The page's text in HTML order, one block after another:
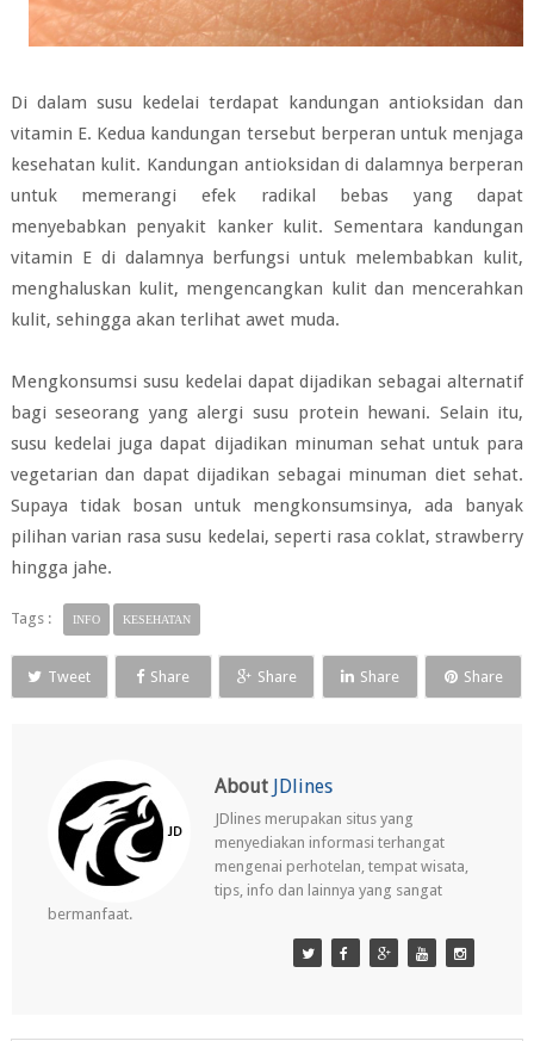
Di dalam susu kedelai terdapat kandungan antioksidan dan
vitamin E. Kedua kandungan tersebut berperan untuk menjaga
kesehatan kulit. Kandungan antioksidan di dalamnya berperan
untuk memerangi efek radikal bebas yang dapat
menyebabkan penyakit kanker kulit. Sementara kandungan
vitamin E di dalamnya berfungsi untuk melembabkan kulit,
menghaluskan kulit, mengencangkan kulit dan mencerahkan
kulit, sehingga akan terlihat awet muda.
Mengkonsumsi susu kedelai dapat dijadikan sebagai alternatif
bagi seseorang yang alergi susu protein hewani. Selain itu,
susu kedelai juga dapat dijadikan minuman sehat untuk para
vegetarian dan dapat dijadikan sebagai minuman diet sehat.
Supaya tidak bosan untuk mengkonsumsinya, ada banyak
pilihan varian rasa susu kedelai, seperti rasa coklat, strawberry
hingga jahe.
Tags : INFO KESEHATAN
Tweet Share Share Share Share
About JDlines
JDlines merupakan situs yang
menyediakan informasi terhangat
mengenai perhotelan, tempat wisata,
tips, info dan lainnya yang sangat
bermanfaat.